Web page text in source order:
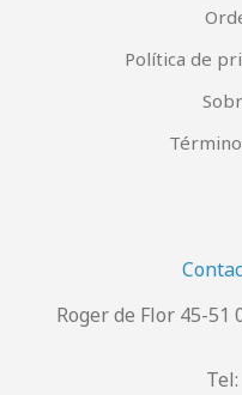
Política de
Roger de Flor 45-51
Tel: